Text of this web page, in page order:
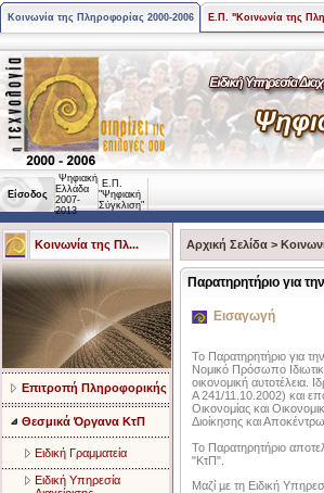
Κοινωνία της Πληροφορίας 2000-2006 Ε.Π. "Κοινωνία της
Είσοδος
Ψηφιακή
Ελλάδα
2007-
2013
Ε.Π.
"Ψηφιακή
Σύγκλιση"
Κοινωνία της Πλ...
Επιτροπή Πληροφορικής
Θεσμικά Όργανα ΚτΠ
Ειδική Γραμματεία
Ειδική Υπηρεσία
Αρχική Σελίδα >
Παρατηρητήριο για
Εισαγωγή
Το Παρατηρητήριο για
Νομικό Πρόσωπο
οικονομική
Α 241/11.10.2002) και
Οικονομίας και
Διοίκησης και
Το Παρατηρητήριο
"ΚτΠ".
Μαζί µε τη Ειδική